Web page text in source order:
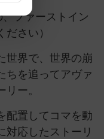
ファーストイン
さい）
世界で、世界の崩
ちを追ってアヴァ
ー。
配置してコマを動
対応したストーリ